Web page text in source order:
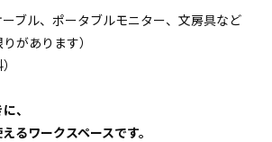
ーブル、ポータブルモニター、文房具など
があります）
、
るワークスペースです。